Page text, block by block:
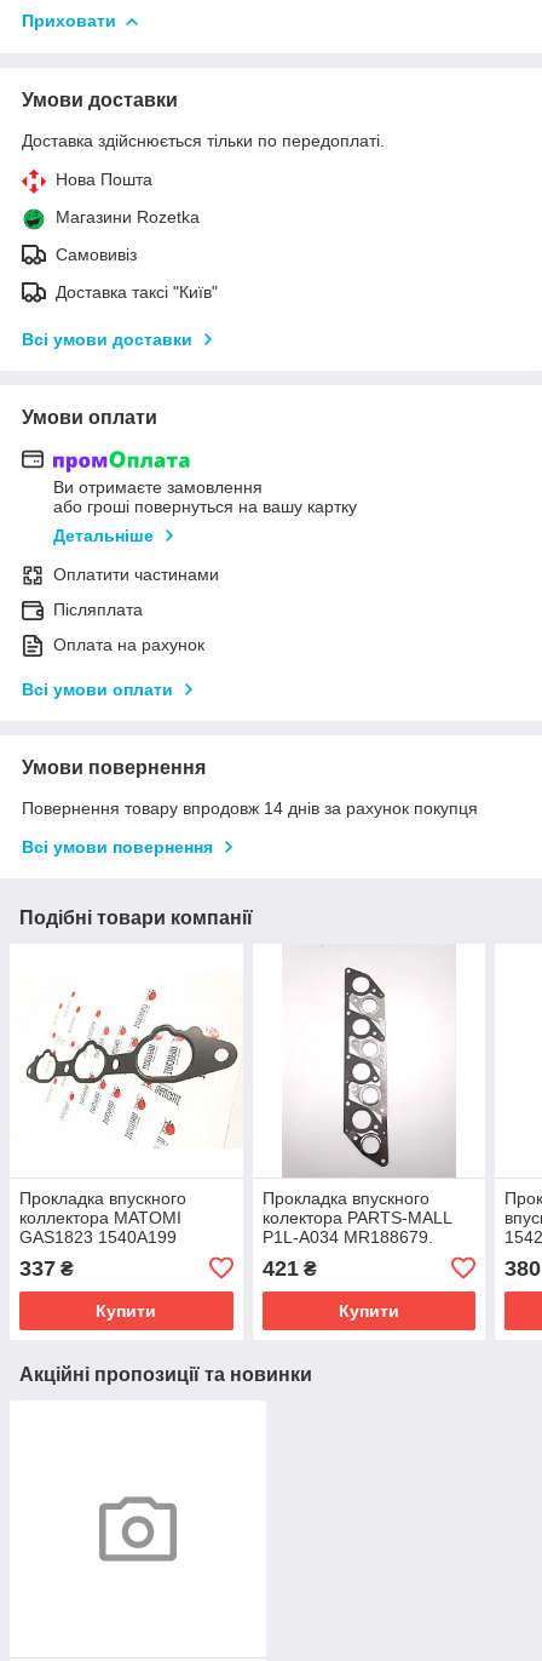
Приховати
Умови доставки
Доставка здійснюється тільки по передоплаті.
Нова Пошта
Магазини Rozetka
Самовивіз
Доставка таксі "Київ"
Всі умови доставки
Умови оплати
Ви отримаєте замовлення
або гроші повернуться на вашу картку
Детальніше
Оплатити частинами
Післяплата
Оплата на рахунок
Всі умови оплати
Умови повернення
Повернення товару впродовж 14 днів за рахунок покупця
Всі умови повернення
Подібні товари компанії
Прокладка впускного
коллектора MATOMI
GAS1823 1540A199
337 ₴
Купити
Прокладка впускного
колектора PARTS-MALL
P1L-A034 MR188679.
421₴
Купити
380
Акційні пропозиції та новинки